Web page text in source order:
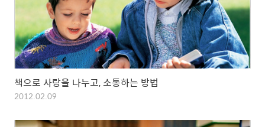
책으로 사랑을 나누고, 소통하는 방법
2012.02.09